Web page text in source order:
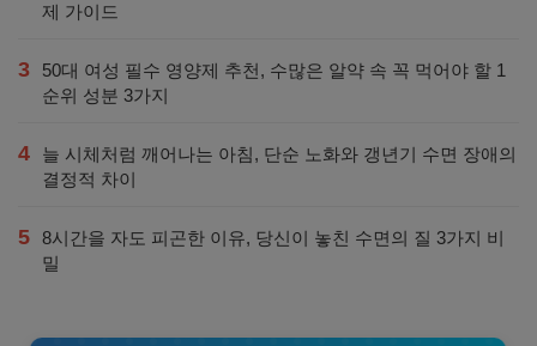
제 가이드
3
50대 여성 필수 영양제 추천, 수많은 알약 속 꼭 먹어야 할 1
순위 성분 3가지
4
늘 시체처럼 깨어나는 아침, 단순 노화와 갱년기 수면 장애의
결정적 차이
5 8시간을 자도 피곤한 이유, 당신이 놓친 수면의 질 3가지 비
밀